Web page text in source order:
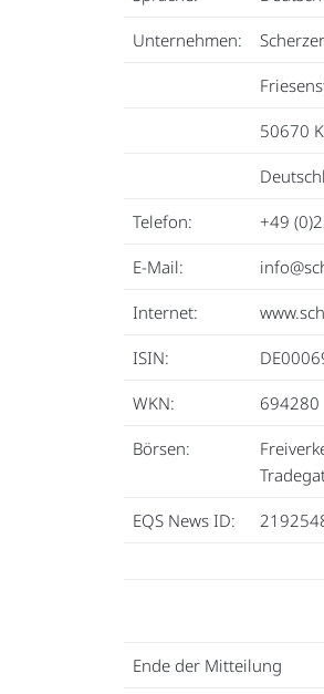
Unternehmen:
50670
Telefon: +49
E-Mail:
Internet:
ISIN:
WKN: 694280
Börsen:
EQS News ID:
Ende der Mitteilung